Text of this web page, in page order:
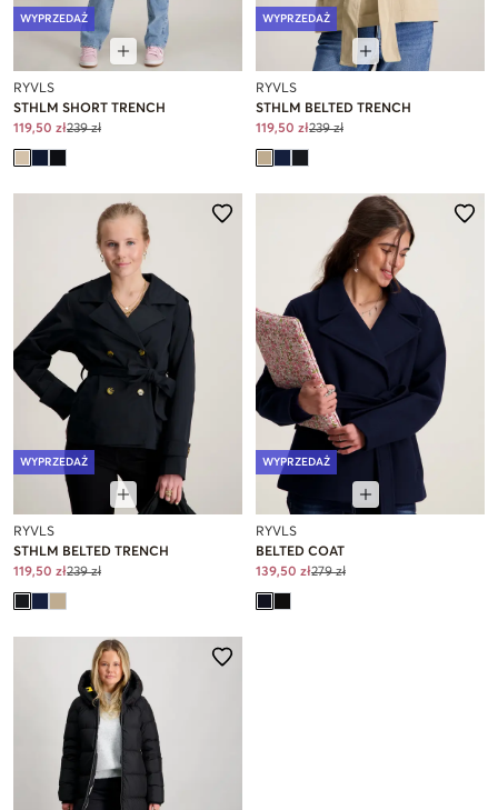
WYPRZEDAŻ
RYVLS
STHLM SHORT TRENCH
119,50 zł239 zł
WYPRZEDAŻ
RYVLS
STHLM BELTED TRENCH
119,50 zł239 zł
WYPRZEDAŻ
RYVLS
STHLM BELTED TRENCH
119,50 zł239 zł
WYPRZEDAŻ
RYVLS
BELTED COAT
139,50 zł279 zł